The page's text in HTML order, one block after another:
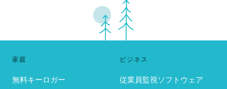
家庭
無料キーロガー
ビジネス
従業員監視ソフトウェア